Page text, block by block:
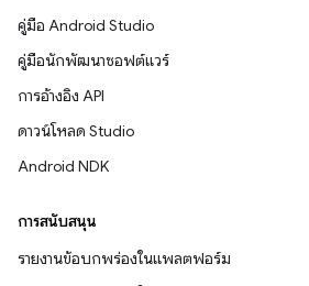
คู่มือ Android Studio
คู่มือนักพัฒนาซอฟต์แวร์
การอ้างอิง API
ดาวน์โหลด Studio
Android NDK
การสนับสนุน
รายงานข้อบกพร่องในแพลตฟอร์ม